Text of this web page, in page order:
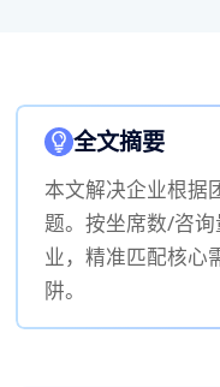
全文摘要
本文解决企业根据
题。按坐席数/咨
业，精准匹配核心
阱。